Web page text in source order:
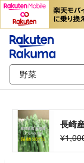
長崎